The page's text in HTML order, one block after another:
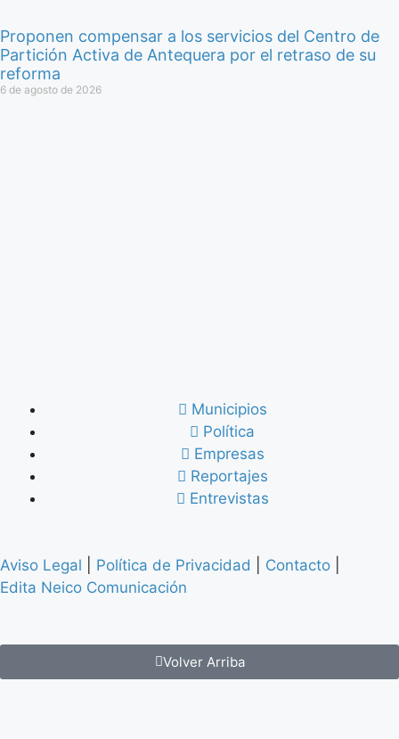
Proponen compensar a los servicios del Centro de
Partición Activa de Antequera por el retraso de su
reforma
6 de agosto de 2026
Municipios
Política
Empresas
Reportajes
Entrevistas
Aviso Legal Política de Privacidad Contacto
Edita Neico Comunicación
Volver Arriba